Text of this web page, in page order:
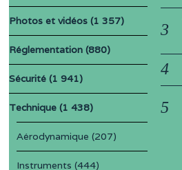
Photos et vidéos (1 357)
Réglementation (880)
Sécurité (1 941)
Technique (1 438)
Aérodynamique (207)
Instruments (444)